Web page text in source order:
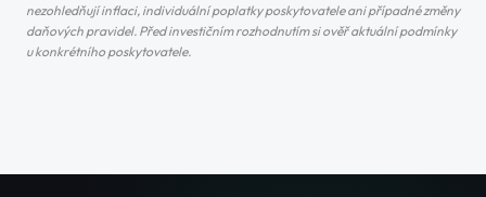
nezohledňují inflaci, individuální poplatky poskytovatele ani případné změny
daňových pravidel. Před investičním rozhodnutím si ověř aktuální podmínky
u konkrétního poskytovatele.